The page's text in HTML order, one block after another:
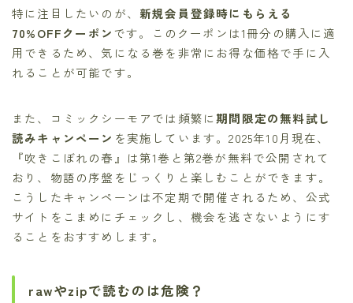
特に注目したいのが、 新規会員登録時にもらえる
70%OFFクーポンです。このクーポンは1冊分の購入に適
用できるため、気になる巻を非常にお得な価格で手に入
れることが可能です。
また、コミックシーモアでは頻繁に期間限定の無料試し
読みキャンペーン を実施しています。2025年10月現在、
『吹きこぼれの春』は第1巻と第2巻が無料で公開されて
おり、物語の序盤をじっくりと楽しむことができます。
こうしたキャンペーンは不定期で開催されるため、公式
サイトをこまめにチェックし、機会を逃さないようにす
ることをおすすめします。
rawやzipで読むのは危険？